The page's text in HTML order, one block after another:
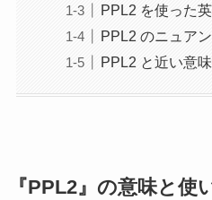
PPL2 を使った
PPL2 のニュア
PPL2 と近い意
『PPL2』の意味と使